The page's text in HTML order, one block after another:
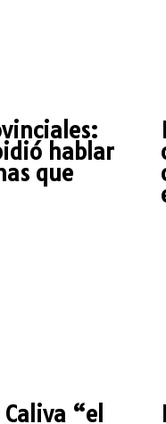
hablar
que
“el